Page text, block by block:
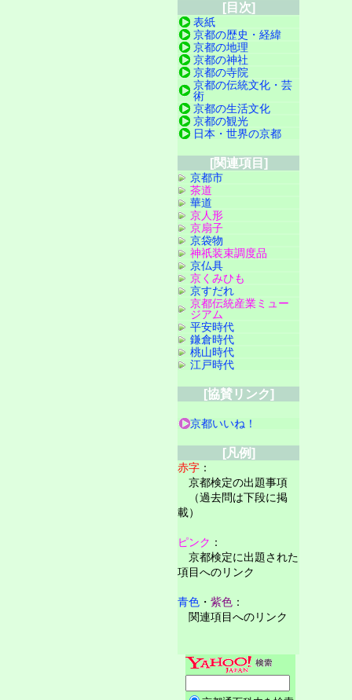
[目次]
表紙
京都の歴史・経緯
京都の地理
京都の神社
京都の寺院
京都の伝統文化・芸
術
京都の生活文化
京都の観光
日本・世界の京都
[関連項目]
京都市
茶道
華道
京人形
京扇子
京袋物
神祇装束調度品
京仏具
京くみひも
京すだれ
京都伝統産業ミュー
ジアム
平安時代
鎌倉時代
桃山時代
江戸時代
[協賛リンク]
京都いいね！
[凡例]
赤字 ：
京都検定の出題事項
（過去問は下段に掲
載）
ピンク ：
京都検定に出題された
項目へのリンク
青色 ・ 紫色 ：
関連項目へのリンク